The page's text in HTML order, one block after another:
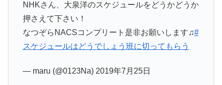
NHKさん、大泉洋のスケジュールをどうかどうか
押さえて下さい！
なつぞらNACSコンプリート是非お願いします♫#
スケジュールはどうでしょう班に切ってもらう
— maru (@0123Na) 2019年7月25日